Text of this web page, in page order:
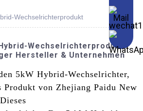
Wechselrichterprodukt
Wechselrichterprodukt |
Hersteller & Unternehmen
5kW Hybrid-Wechselrichter,
Produkt von Zhejiang Paidu New